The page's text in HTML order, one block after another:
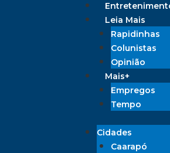
Leia Mais
Rapidinhas
Colunistas
Opinião
Mais+
Empregos
Tempo
Cidades
Caarapó